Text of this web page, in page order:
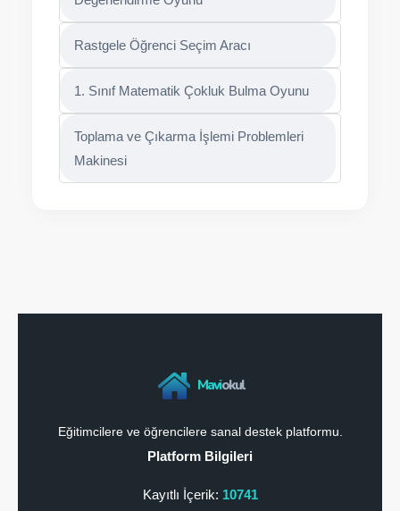
Rastgele Öğrenci Seçim Aracı
1. Sınıf Matematik Çokluk Bulma Oyunu
Toplama ve Çıkarma İşlemi Problemleri
Makinesi
Maviokul
Eğitimcilere ve öğrencilere sanal destek platformu.
Platform Bilgileri
Kayıtlı İçerik: 10741